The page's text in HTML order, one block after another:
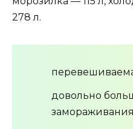
278 л.
довольно